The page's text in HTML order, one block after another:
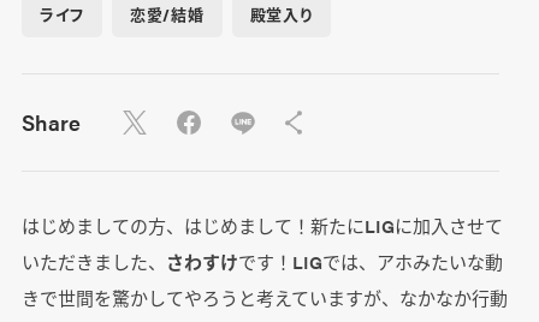
ライフ 恋愛/結婚 殿堂入り
Share
はじめましての方、はじめまして！新たにLIGに加入させて
いただきました、 さわすけです！LIGでは、アホみたいな動
きで世間を驚かしてやろうと考えていますが、なかなか行動